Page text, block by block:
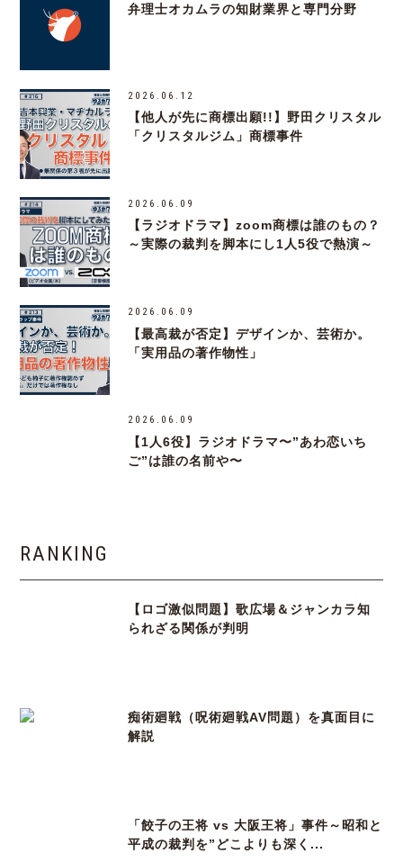
弁理士オカムラの知財業界と専門分野
2026.06.12
【他人が先に商標出願!!】野田クリスタル
「クリスタルジム」商標事件
2026.06.09
【ラジオドラマ】zoom商標は誰のもの？
～実際の裁判を脚本にし1人5役で熱演～
2026.06.09
【最高裁が否定】デザインか、芸術か。
「実用品の著作物性」
2026.06.09
【1人6役】ラジオドラマ〜”あわ恋いち
ご”は誰の名前や〜
RANKING
【ロゴ激似問題】歌広場＆ジャンカラ知
られざる関係が判明
痴術廻戦（呪術廻戦AV問題）を真面目に
解説
「餃子の王将 vs 大阪王将」事件～昭和と
平成の裁判を”どこよりも深く...